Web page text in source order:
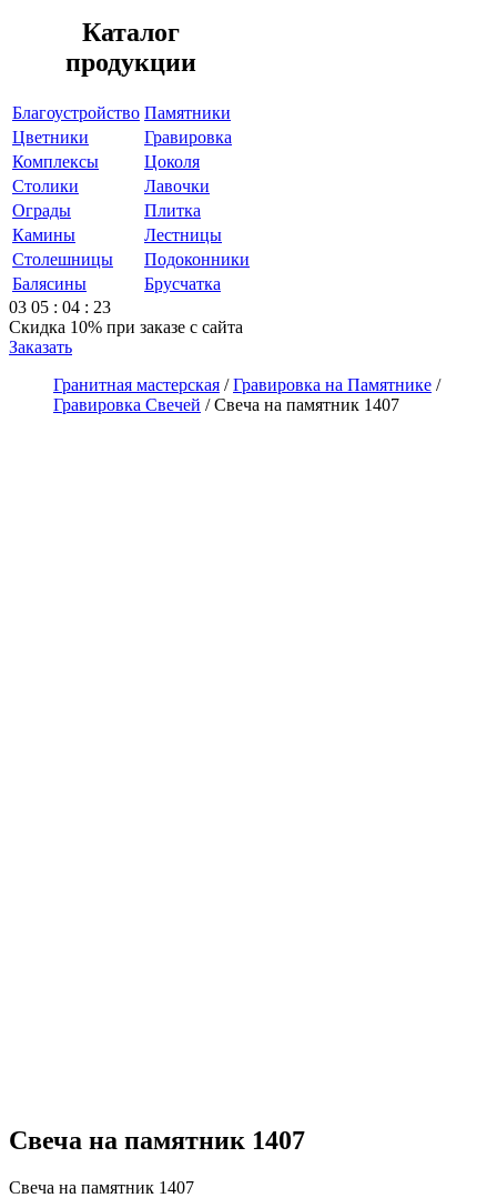
Каталог
продукции
Благоустройство Памятники
Цветники
Гравировка
Комплексы
Цоколя
Столики
Лавочки
Ограды
Плитка
Камины
Лестницы
Столешницы
Подоконники
Балясины
Брусчатка
03 05 : 04 : 23
Скидка 10% при заказе с сайта
Заказать
Гранитная мастерская /Гравировка на Памятнике /
Гравировка Свечей /Свеча на памятник 1407
Свеча на памятник 1407
Свеча на памятник 1407